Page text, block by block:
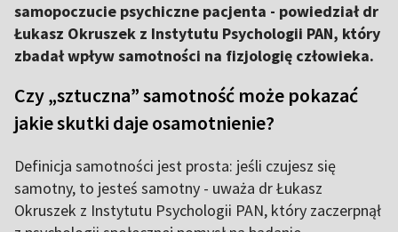
samopoczucie psychiczne pacjenta - powiedział dr
Łukasz Okruszek z Instytutu Psychologii PAN, który
zbadał wpływ samotności na fizjologię człowieka.
Czy „sztuczna” samotność może pokazać
jakie skutki daje osamotnienie?
Definicja samotności jest prosta: jeśli czujesz się
samotny, to jesteś samotny - uważa dr Łukasz
Okruszek z Instytutu Psychologii PAN, który zaczerpnął